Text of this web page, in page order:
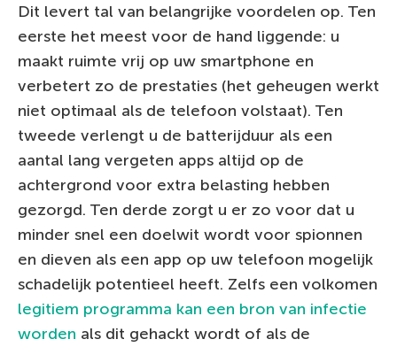
Dit levert tal van belangrijke voordelen op. Ten
eerste het meest voor de hand liggende: u
maakt ruimte vrij op uw smartphone en
verbetert zo de prestaties (het geheugen werkt
niet optimaal als de telefoon volstaat). Ten
tweede verlengt u de batterijduur als een
aantal lang vergeten apps altijd op de
achtergrond voor extra belasting hebben
gezorgd. Ten derde zorgt u er zo voor dat u
minder snel een doelwit wordt voor spionnen
en dieven als een app op uw telefoon mogelijk
schadelijk potentieel heeft. Zelfs een volkomen
legitiem programma kan een bron van infectie
worden als dit gehackt wordt of als de